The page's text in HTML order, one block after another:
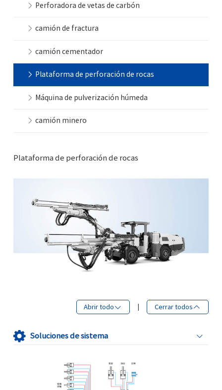
Perforadora de vetas de carbón
camión de fractura
camión cementador
Plataforma de perforación de rocas
Máquina de pulverización húmeda
camión minero
Plataforma de perforación de rocas
Abrir todo Cerrar todos
Soluciones de sistema